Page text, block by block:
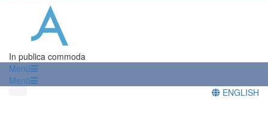
In publica commoda
Menü
Menü
ENGLISH